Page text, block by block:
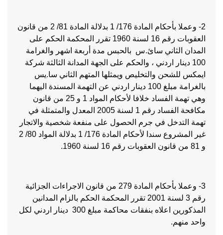
2- وعملا بأحكام المادة 176/ 1 بدلالة المادة 81/ 2 من قانون
العقوبات رقم 16 لسنة 1960 تقرر المحكمة الحكم على
المدان الثاني سائ.س بالحبس مدة أربعة اشهر والغرامة
100 دينار اردني ، والحكم على الجهة المدانة الثالثة شركة
ايمكس للشحن والتخليص ويمثلها المتهم الثاني سا.يس
بالغرامة مبلغ 100 دينار اردني عن التهمة المسندة اليهما
وهي تهمة الفساد خلافا لأحكام المواد 1 و 25 من قانون
مكافحة الفساد رقم 1 لسنة 2005 المعدل والمتمثلة في
تهمة التدخل في جرم الحصول على منفعة شخصية والاتجار
غير المشروع سندا لأحكام المادة 176/ 1 بدلالة المواد 80/ 2
و 81 من قانون العقوبات رقم 16 لسنة 1960.
3- وعملا بأحكام المادة 279 من قانون الاجراءات الجزائية
رقم 3 لسنة 2001 تقرر المحكمة الحكم بالزام المدانين
المذكورين اعلاه بنفقات محاكمة مبلغ 300 دينار اردني لكل
واحد منهم.